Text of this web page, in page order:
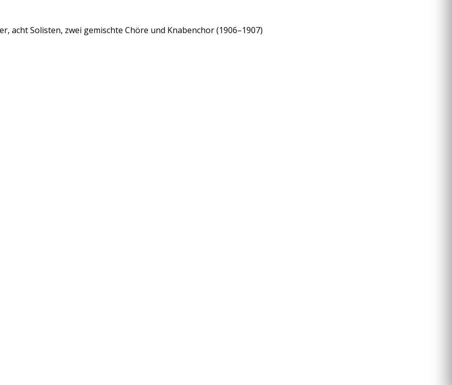
acht Solisten, zwei gemischte Chöre und Knabenchor (1906–1907)